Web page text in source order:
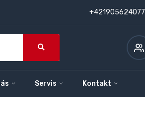
+421905624077
Servis Kontakt